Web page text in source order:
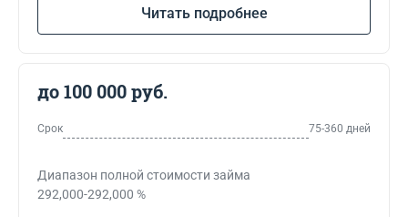
Читать подробнее
до 100 000 руб.
Срок 75-360 дней
Диапазон полной стоимости займа
292,000-292,000 %